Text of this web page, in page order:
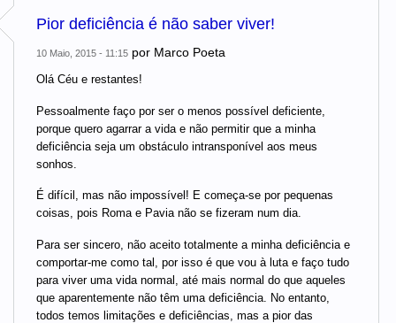
Pior deficiência é não saber viver!
10 Maio, 2015 - 11:15 por Marco Poeta
Olá Céu e restantes!
Pessoalmente faço por ser o menos possível deficiente,
porque quero agarrar a vida e não permitir que a minha
deficiência seja um obstáculo intransponível aos meus
sonhos.
É difícil, mas não impossível! E começa-se por pequenas
coisas, pois Roma e Pavia não se fizeram num dia.
Para ser sincero, não aceito totalmente a minha deficiência e
comportar-me como tal, por isso é que vou à luta e faço tudo
para viver uma vida normal, até mais normal do que aqueles
que aparentemente não têm uma deficiência. No entanto,
todos temos limitações e deficiências, mas a pior das